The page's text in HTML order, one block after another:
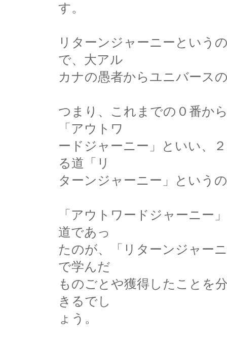
す。
リターンジャーニーという
で、大アル
カナの愚者からユニバース
つまり、これまでの０番か
「アウトワ
ードジャーニー」といい、
る道「リ
ターンジャーニー」という
「アウトワードジャーニー
道であっ
たのが、「リターンジャー
で学んだ
ものごとや獲得したことを
きるでし
ょう。